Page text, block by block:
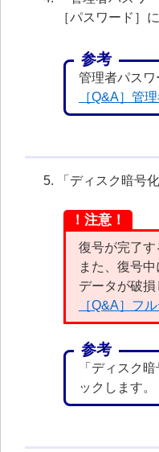
［パスワード］
参考
管理者パス
［Q&A］管
「ディスク暗号
！注意！
復号が完了
また、復号中
データが破
［Q&A］フ
参考
「ディスク
ックします。